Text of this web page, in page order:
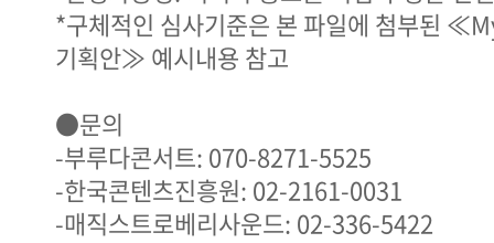
*구체적인 심사기준은 본 파일에 첨부된
기획안≫ 예시내용 참고
●문의
-부루다콘서트: 070-8271-5525
-한국콘텐츠진흥원: 02-2161-0031
-매직스트로베리사운드: 02-336-5422